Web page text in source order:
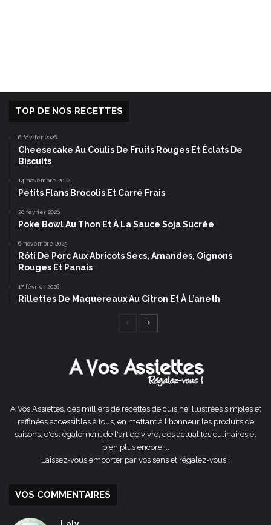
TOP DE NOS RECETTES
6 février 2026
Cheesecake Au Coulis De Fruits Rouges Et Éclats De
Biscuits
14 novembre 2024
Petits Flans Brocolis Et Carré Frais
20 février 2026
Poke Bowl Au Thon Et À La Sauce Soja Sucrée
6 novembre 2025
Rôti De Porc Aux Abricots Secs, Amandes, Oignons
Rouges Et Panais
17 février 2026
Rillettes De Maquereaux Au Citron Et À L’aneth
Page
A Vos Assiettes, des milliers de recettes de cuisine illustrées simples et
raffinées accessibles à tous, en mettant à l'honneur les produits de
saisons, c'est également de l'art de vivre, des actualités culinaires et
bien plus encore ...
Laissez-vous emporter par vos sens et régalez-vous !
VOS COMMENTAIRES